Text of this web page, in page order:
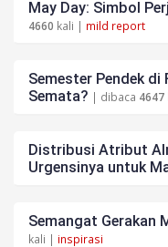
May Day: Simbol
4660 kali | mild report
Semester Pendek di
Semata? | dibaca 4647
Distribusi Atribut
Urgensinya untuk
Semangat Gerakan
kali | inspirasi